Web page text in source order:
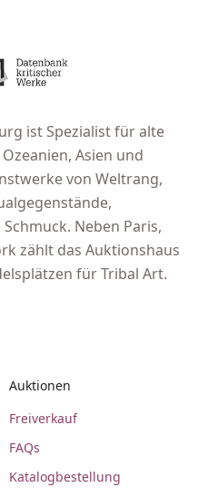
ist Spezialist für alte
Asien und
von Weltrang,
Neben Paris,
zählt das Auktionshaus
für Tribal Art.
Auktionen
Freiverkauf
FAQs
Katalogbestellung